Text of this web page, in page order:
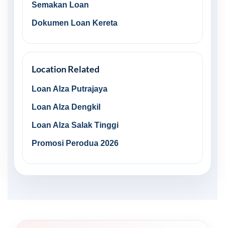
Semakan Loan
Dokumen Loan Kereta
Location Related
Loan Alza Putrajaya
Loan Alza Dengkil
Loan Alza Salak Tinggi
Promosi Perodua 2026